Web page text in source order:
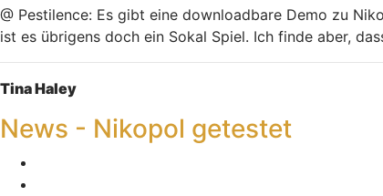
@ Pestilence: Es gibt eine downloadbare Demo zu
ist es übrigens doch ein Sokal Spiel. Ich finde aber,
Tina Haley
News - Nikopol getestet